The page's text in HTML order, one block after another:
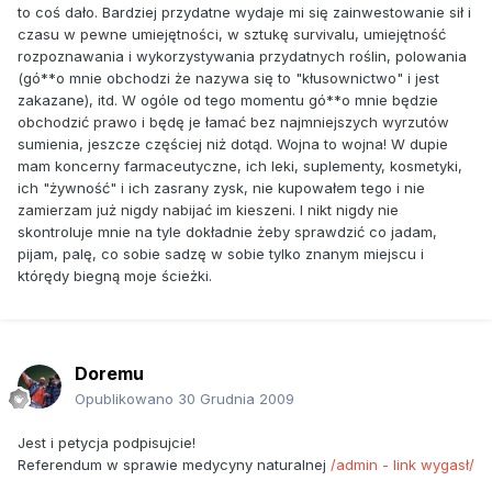
Komisja Kodeksu autorytarnie, acz kontrowersyjnie orzekła,
że takie mięso jest bezpieczne, żaden kraj nie może
bezkarnie nakładać ograniczeń handlowych na drugie
państwo. Na poniesienie takich konsekwencji może i stać
bogatą UE, ale nie pojedynczy kraj, szczególnie taki jak
Polska. Zresztą coraz częściej słychać, że w dobie kryzysu
Europa nie da rady dłużej opierać się zapisom Kodeksu i
chce odstąpić od ośmioletniego moratorium na uprawę
organizmów modyfikowanych genetycznie (GMO).
Komu szkodzą witaminy?
- W 1994 roku Kodeks oświadczył, że substancje odżywcze
- zapnijcie swoje intelektualne pasy bezpieczeństwa - to
terapeutycznie skuteczne, istotne z klinicznego punktu
widzenia składniki odżywcze są teraz nielegalne! Tak jak
działaczek1.
Ten poranek właśnie nadszedł. Z końcem tego roku ulegają
to coś dało. Bardziej przydatne wydaje mi się zainwestowanie sił i
czasu w pewne umiejętności, w sztukę survivalu, umiejętność
rozpoznawania i wykorzystywania przydatnych roślin, polowania
(gó**o mnie obchodzi że nazywa się to "kłusownictwo" i jest
zakazane), itd. W ogóle od tego momentu gó**o mnie będzie
obchodzić prawo i będę je łamać bez najmniejszych wyrzutów
sumienia, jeszcze częściej niż dotąd. Wojna to wojna! W dupie
mam koncerny farmaceutyczne, ich leki, suplementy, kosmetyki,
ich "żywność" i ich zasrany zysk, nie kupowałem tego i nie
zamierzam już nigdy nabijać im kieszeni. I nikt nigdy nie
skontroluje mnie na tyle dokładnie żeby sprawdzić co jadam,
pijam, palę, co sobie sadzę w sobie tylko znanym miejscu i
którędy biegną moje ścieżki.
Doremu
Opublikowano 30 Grudnia 2009
Jest i petycja podpisujcie!
Referendum w sprawie medycyny naturalnej /admin - link wygasł/